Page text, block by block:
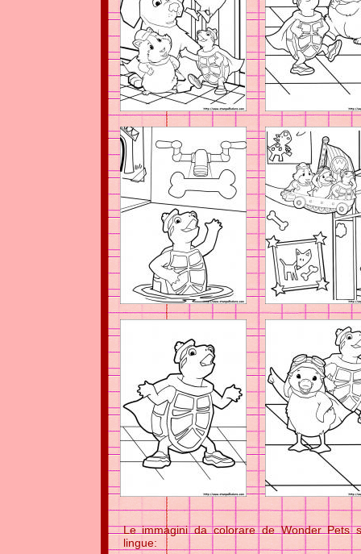
Le immagini da colorare de Wonder Pets
lingue: